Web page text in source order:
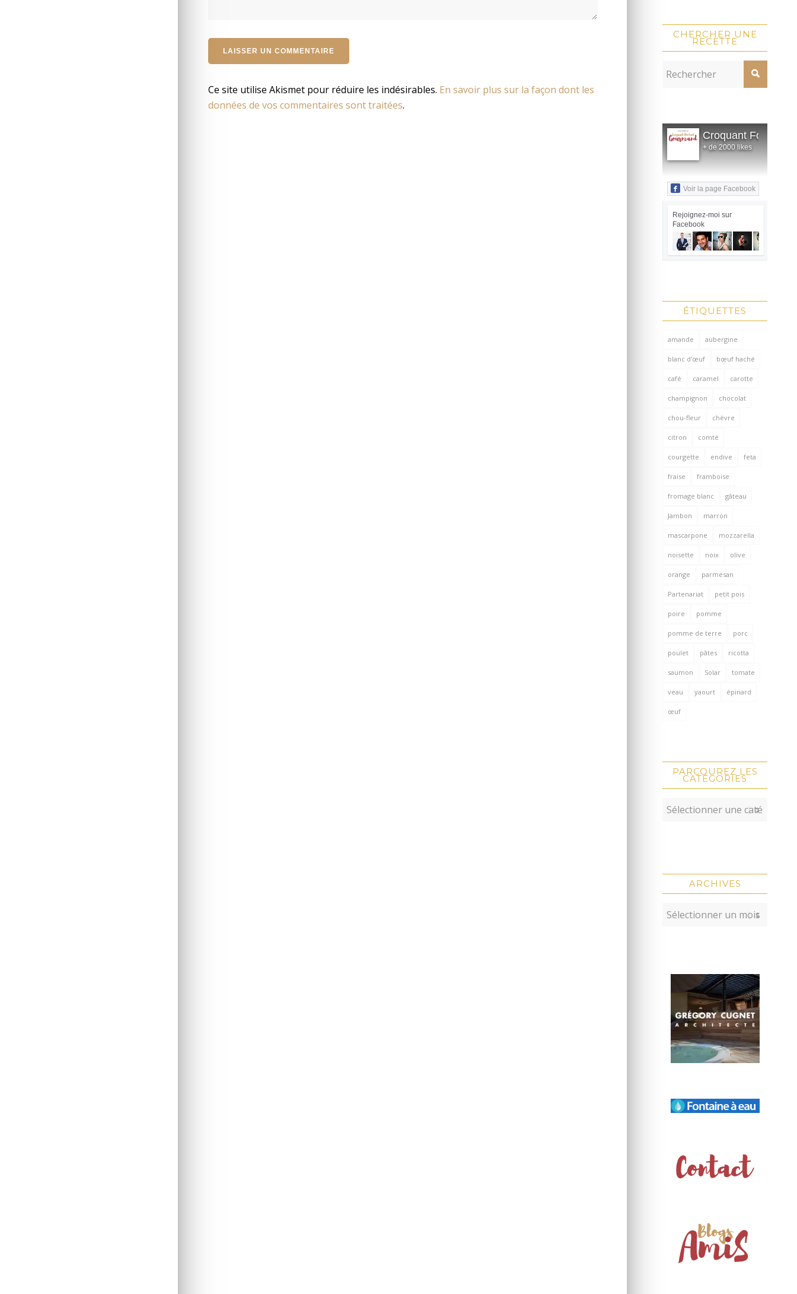
Ce site utilise Akismet pour réduire les indésirables. En savoir plus sur la façon dont les
données de vos commentaires sont traitées.
CHERCHER UNE
RECETTE
Croquant Fondant
+ de 2000 likes
Voir la page Facebook
Rejoignez-moi sur
Facebook
ÉTIQUETTES
amande aubergine
blanc d'œuf bœuf haché
café caramel carotte
champignon chocolat
chou-fleur chèvre
citron comté
courgette endive feta
fraise framboise
fromage blanc gâteau
Jambon marron
mascarpone mozzarella
noisette noix olive
orange parmesan
Partenariat petit pois
poire pomme
pomme de terre porc
poulet pâtes ricotta
saumon Solar tomate
veau yaourt épinard
œuf
PARCOUREZ LES
CATÉGORIES
ARCHIVES